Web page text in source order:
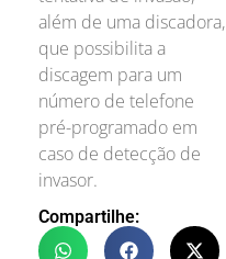
além de uma discadora,
que possibilita a
discagem para um
número de telefone
pré-programado em
caso de detecção de
invasor.
Compartilhe: